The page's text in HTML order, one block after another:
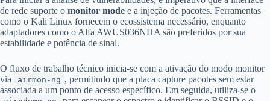
de rede suporte o monitor mode e a injeção de pacotes. Ferramentas
como o Kali Linux fornecem o ecossistema necessário, enquanto
adaptadores como o Alfa AWUS036NHA são preferidos por sua
estabilidade e potência de sinal.
O fluxo de trabalho técnico inicia-se com a ativação do modo monitor
via
airmon-ng , permitindo que a placa capture pacotes sem estar
associada a um ponto de acesso específico. Em seguida, utiliza-se o